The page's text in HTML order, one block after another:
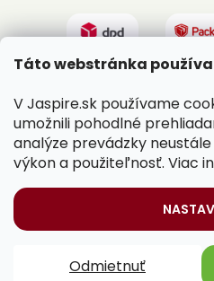
Táto webstránka
V Jaspire.sk používame
umožnili pohodlné
analýze prevádzky
výkon a použiteľnosť. Viac
Odmietnuť
Jaspire.sk.
Upraviť